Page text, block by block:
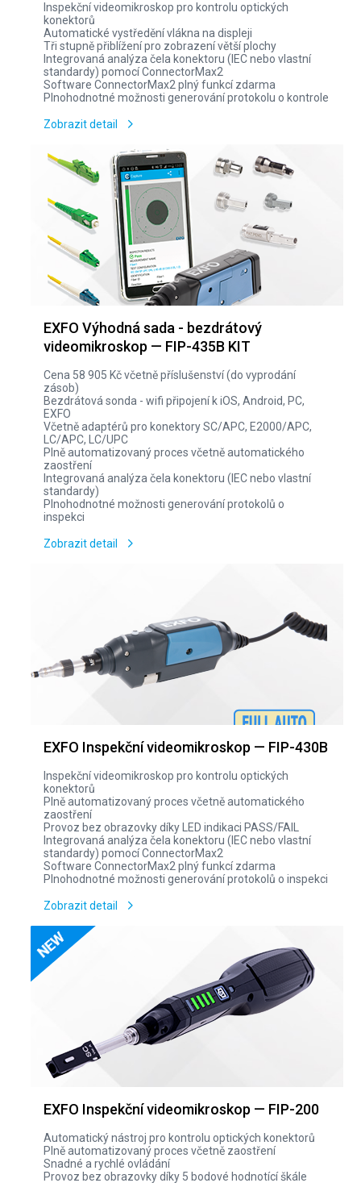
Inspekční videomikroskop pro kontrolu optických
konektorů
Automatické vystředění vlákna na displeji
Tři stupně přiblížení pro zobrazení větší plochy
Integrovaná analýza čela konektoru (IEC nebo vlastní
standardy) pomocí ConnectorMax2
Software ConnectorMax2 plný funkcí zdarma
Plnohodnotné možnosti generování protokolu o kontrole
Zobrazit detail
EXFO Výhodná sada - bezdrátový
videomikroskop — FIP-435B KIT
Cena 58 905 Kč včetně příslušenství (do vyprodání
zásob)
Bezdrátová sonda - wifi připojení k iOS, Android, PC,
EXFO
Včetně adaptérů pro konektory SC/APC, E2000/APC,
LC/APC, LC/UPC
Plně automatizovaný proces včetně automatického
zaostření
Integrovaná analýza čela konektoru (IEC nebo vlastní
standardy)
Plnohodnotné možnosti generování protokolů o
inspekci
Zobrazit detail
EXFO Inspekční videomikroskop — FIP-430B
Inspekční videomikroskop pro kontrolu optických
konektorů
Plně automatizovaný proces včetně automatického
zaostření
Provoz bez obrazovky díky LED indikaci PASS/FAIL
Integrovaná analýza čela konektoru (IEC nebo vlastní
standardy) pomocí ConnectorMax2
Software ConnectorMax2 plný funkcí zdarma
Plnohodnotné možnosti generování protokolů o inspekci
Zobrazit detail
EXFO Inspekční videomikroskop — FIP-200
Automatický nástroj pro kontrolu optických konektorů
Plně automatizovaný proces včetně zaostření
Snadné a rychlé ovládání
Provoz bez obrazovky díky 5 bodové hodnotící škále